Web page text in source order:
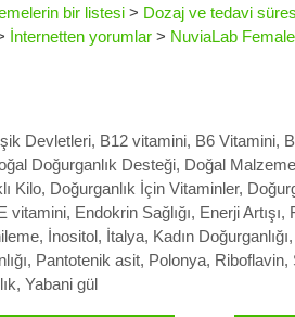
bir listesi > Dozaj ve tedavi
İnternetten yorumlar > NuviaLab
Devletleri, B12 vitamini, B6 Vitamini,
Doğurganlık Desteği, Doğal
Kilo, Doğurganlık İçin Vitaminler,
vitamini, Endokrin Sağlığı, Enerji Artışı,
, İnositol, İtalya, Kadın Doğurganlığı,
, Pantotenik asit, Polonya, Riboflavin,
, Yabani gül